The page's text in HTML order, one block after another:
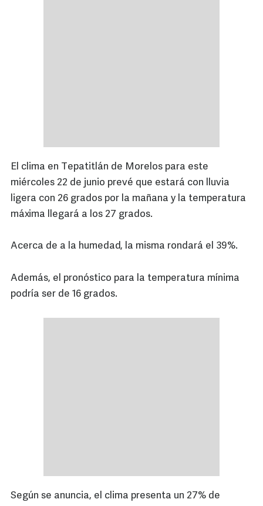
El clima en Tepatitlán de Morelos para este
miércoles 22 de junio prevé que estará con lluvia
ligera con 26 grados por la mañana y la temperatura
máxima llegará a los 27 grados.
Acerca de a la humedad, la misma rondará el 39%.
Además, el pronóstico para la temperatura mínima
podría ser de 16 grados.
Según se anuncia, el clima presenta un 27% de